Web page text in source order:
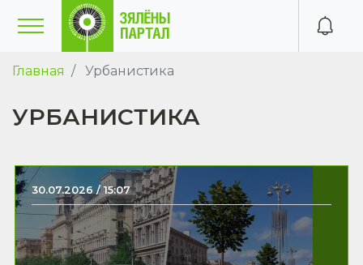
Главная Урбанистика
УРБАНИСТИКА
30.07.2026 / 15:07